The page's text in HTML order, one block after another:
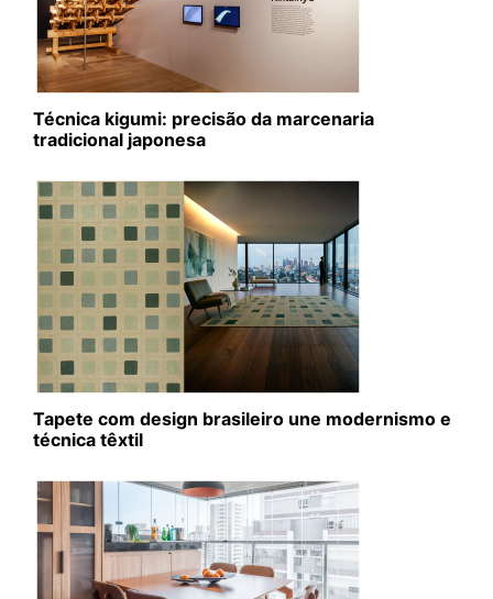
Técnica kigumi: precisão da marcenaria
tradicional japonesa
Tapete com design brasileiro une modernismo e
técnica têxtil